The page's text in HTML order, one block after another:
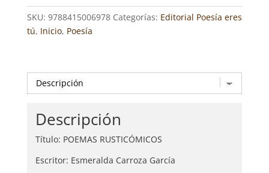
SKU: 9788415006978 Categorías: Editorial Poesía eres
tú, Inicio, Poesía
Descripción
Título: POEMAS RUSTICÓMICOS
Escritor: Esmeralda Carroza García